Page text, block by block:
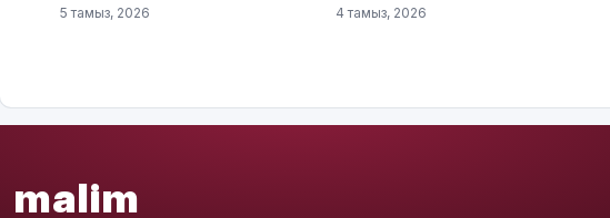
5 тамыз, 2026 4 тамыз, 2026
malim